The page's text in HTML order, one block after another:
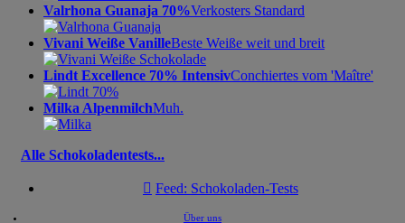
Valrhona Guanaja 70%Verkosters Standard
Vivani Weiße VanilleBeste Weiße weit und breit
Lindt Excellence 70% IntensivConchiertes vom 'Maître'
Milka AlpenmilchMuh.
Alle Schokoladentests...
 Feed: Schokoladen-Tests
Über uns